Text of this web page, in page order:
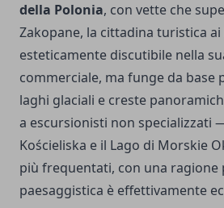
della Polonia, con vette che
Zakopane, la cittadina turistica
esteticamente discutibile nella
commerciale, ma funge da base
laghi glaciali e creste
a escursionisti non specializzati
Kościeliska e il Lago di Morskie
più frequentati, con una ragione
paesaggistica è effettivamente